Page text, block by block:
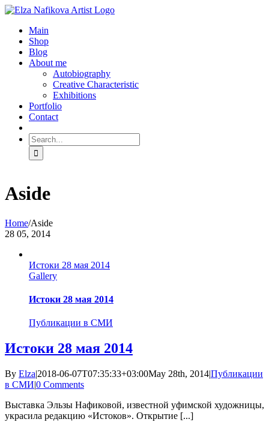
Skip
contentMain
Shop
Blog
About me
Autobiography
Creative Characteristic
Exhibitions
Portfolio
Contact
Search
for:
Aside
Home/Aside
28 05, 2014
Истоки 28 мая 2014
Gallery
Истоки 28 мая 2014
Публикации в СМИ
Истоки 28 мая 2014
By Elza|2018-06-07T07:35:33+03:00May 28th, 2014|Публикации
в СМИ|0 Comments
Выставка Эльзы Нафиковой, известной уфимской художницы,
украсила редакцию «Истоков». Открытие [...]